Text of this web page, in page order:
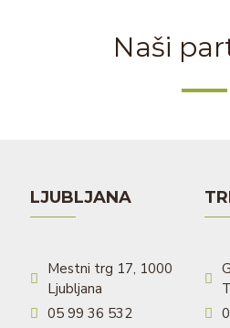
Naši
LJUBLJANA
Mestni trg 17, 1000
Ljubljana
05 99 36 532